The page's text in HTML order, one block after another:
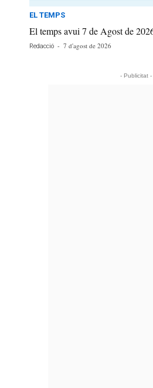
EL TEMPS
El temps avui 7 de Agost de
Redacció - 7 d'agost de 2026
- Publicitat -